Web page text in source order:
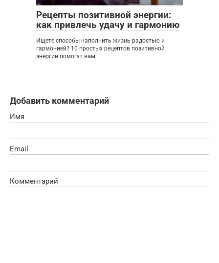
Рецепты позитивной энергии:
как привлечь удачу и гармонию
Ищете способы наполнить жизнь радостью и
гармонией? 10 простых рецептов позитивной
энергии помогут вам
Добавить комментарий
Имя
Email
Комментарий